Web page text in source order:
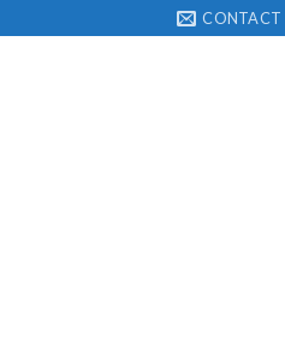
to
CONTACT